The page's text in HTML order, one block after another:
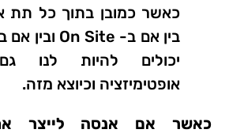
כאשר כמובן בתוך כל תת
יכולים להיות לנו
אופטימיזציה וכיוצא מזה.
כאשר אם אנסה לייצר